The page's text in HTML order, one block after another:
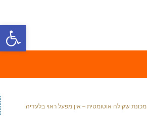
פתח
מכונת שקילה אוטומטית – אין מפעל ראוי בלעדיה!